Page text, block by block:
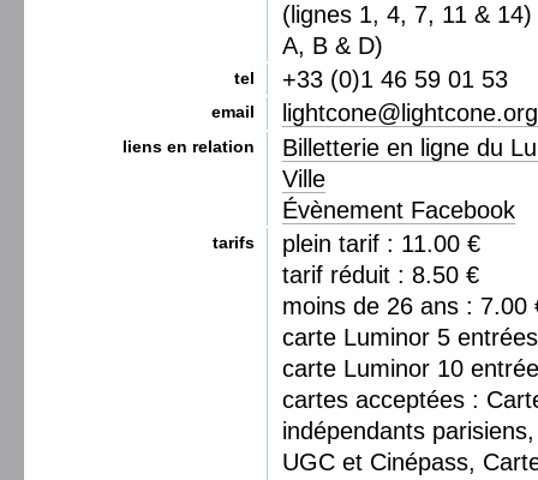
(lignes 1, 4, 7, 11 &
A, B & D)
tel +33 (0)1 46 59 01 53
email lightcone@lightcone.org
liens en relation
Billetterie en ligne du
Ville
Évènement Facebook
tarifs
plein tarif : 11.00 €
tarif réduit : 8.50 €
moins de 26 ans : 7.00
carte Luminor 5
carte Luminor 10
cartes acceptées :
indépendants
UGC et Cinépass,